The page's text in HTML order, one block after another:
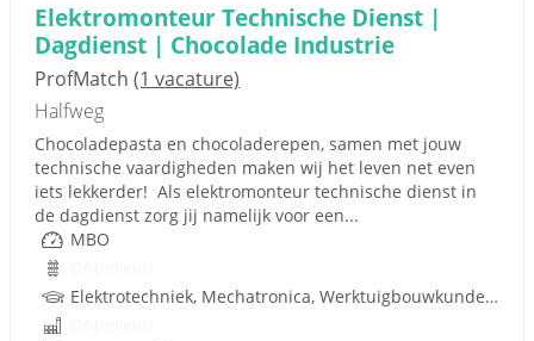
Elektromonteur Technische Dienst |
Dagdienst | Chocolade Industrie
ProfMatch (1 vacature)
Halfweg
Chocoladepasta en chocoladerepen, samen met jouw
technische vaardigheden maken wij het leven net even
iets lekkerder! Als elektromonteur technische dienst in
de dagdienst zorg jij namelijk voor een...
MBO
Elektrotechniek, Mechatronica, Werktuigbouwkunde, Besturingstechniek, Techniek